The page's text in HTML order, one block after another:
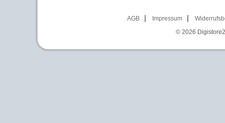
AGB Impressum
© 2026